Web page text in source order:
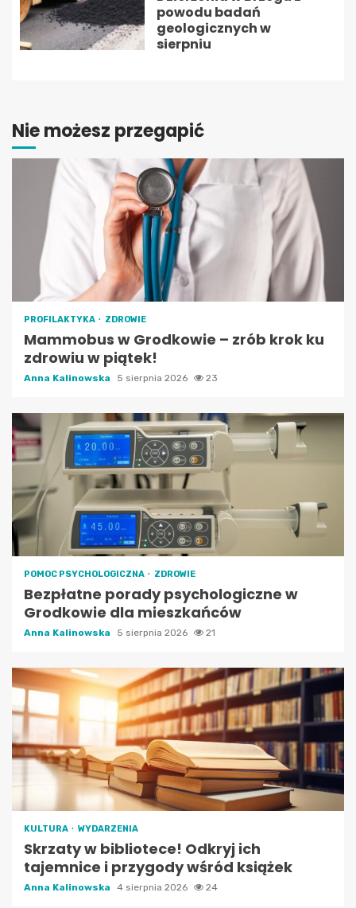
powodu badań
geologicznych w
sierpniu
Nie możesz przegapić
PROFILAKTYKA ZDROWIE
Mammobus w Grodkowie – zrób krok ku
zdrowiu w piątek!
Anna Kalinowska 5 sierpnia 2026 23
POMOC PSYCHOLOGICZNA ZDROWIE
Bezpłatne porady psychologiczne w
Grodkowie dla mieszkańców
Anna Kalinowska 5 sierpnia 2026 21
KULTURA WYDARZENIA
Skrzaty w bibliotece! Odkryj ich
tajemnice i przygody wśród książek
Anna Kalinowska 4 sierpnia 2026 24